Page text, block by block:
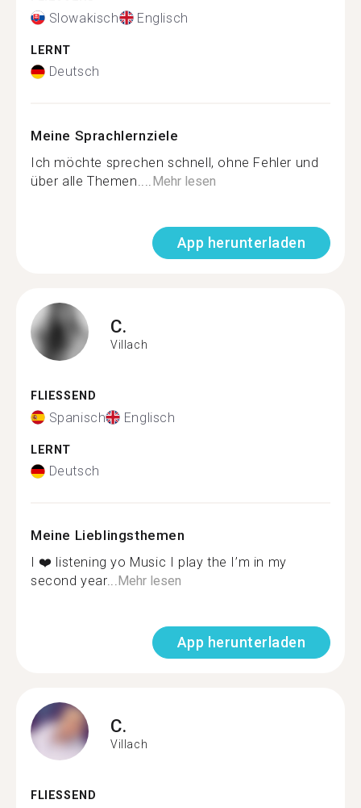
Slowakisch Englisch
LERNT
Deutsch
Meine Sprachlernziele
Ich möchte sprechen schnell, ohne Fehler und
über alle Themen....Mehr lesen
App herunterladen
C.
Villach
FLIESSEND
Spanisch Englisch
LERNT
Deutsch
Meine Lieblingsthemen
I ❤️ listening yo Music I play the I’m in my
second year...Mehr lesen
App herunterladen
C.
Villach
FLIESSEND